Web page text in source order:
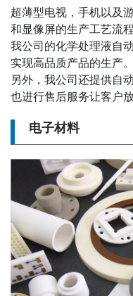
超薄型电视，手机以及
和显像屏的生产工艺流
我公司的化学处理液自
实现高品质产品的生产。
另外，我公司还提供自
也进行售后服务让客户
电子材料